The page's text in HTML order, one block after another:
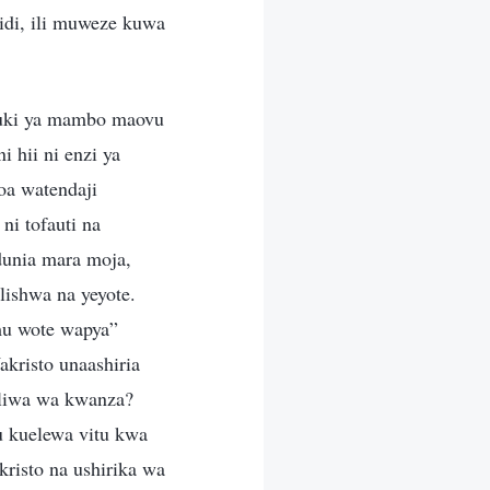
ili muweze kuwa
ya mambo maovu
hii ni enzi ya
watendaji
ni tofauti na
mara moja,
na yeyote.
wote wapya”
unaashiria
wa kwanza?
kuelewa vitu kwa
na ushirika wa